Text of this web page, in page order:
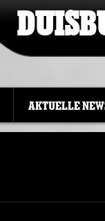
AKTUELLE